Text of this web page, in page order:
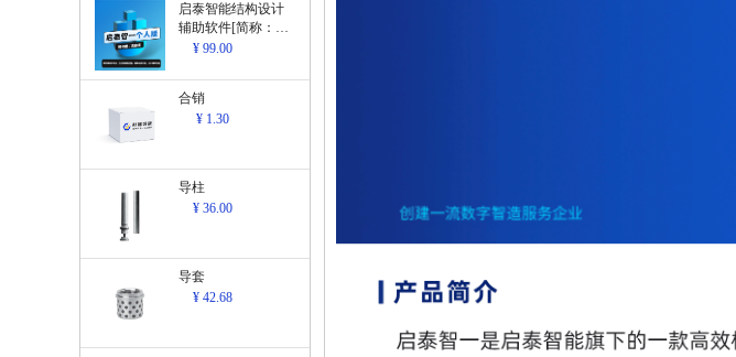
启泰智能结构设计
辅助软件[简称：结
构设计辅助软
¥ 99.00
合销
¥ 1.30
导柱
¥ 36.00
导套
¥ 42.68